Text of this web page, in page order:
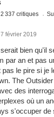
2 337 critiques
février 2019
bien qu'il
par an et pas
le pire si je
The
des
où un
s'occuper de